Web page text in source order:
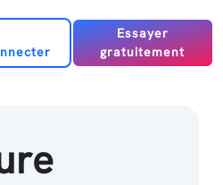
Essayer
gratuitement